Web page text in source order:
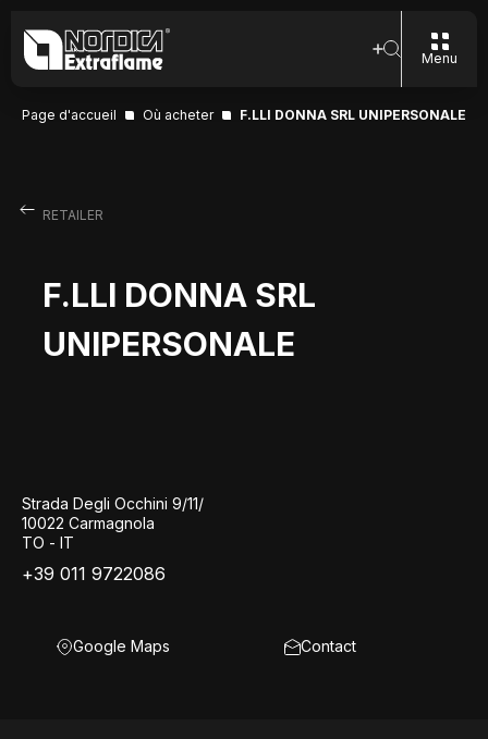
Menu
Page d'accueil Où acheter F.LLI DONNA SRL UNIPERSONALE
RETAILER
F.LLI DONNA SRL
UNIPERSONALE
Strada Degli Occhini 9/11/
10022 Carmagnola
TO - IT
+39 011 9722086
Google Maps Contact